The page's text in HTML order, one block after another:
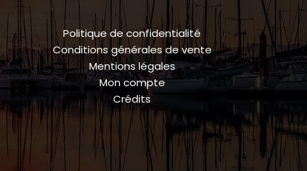
Politique de confidentialité
Conditions générales de vente
Mentions légales
Mon compte
Crédits